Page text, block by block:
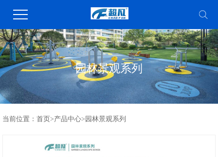
园林景观系列
当前位置： 首页 >产品中心> 园林景观系列